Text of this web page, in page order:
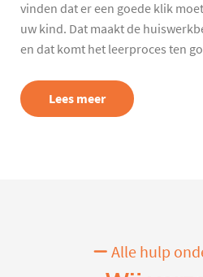
vinden dat er een goede klik
uw kind. Dat maakt de
en dat komt het leerproces ten
Lees meer
Alle hulp